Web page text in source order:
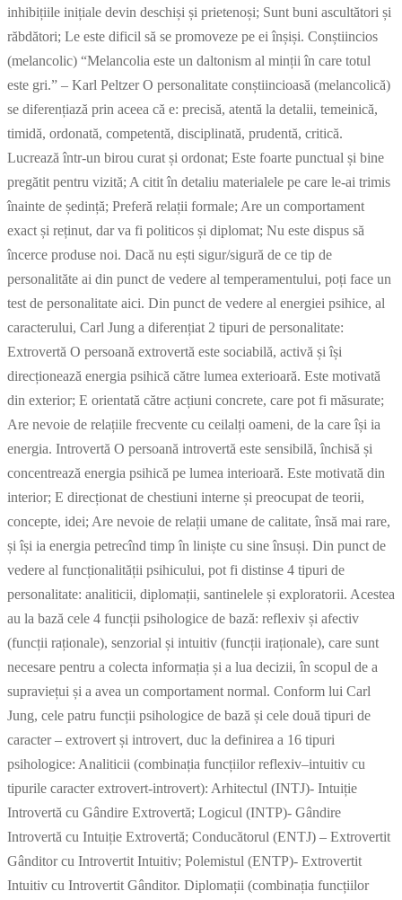
inhibițiile inițiale devin deschiși și prietenoși; Sunt buni ascultători și
răbdători; Le este dificil să se promoveze pe ei înșiși. Conștiincios
(melancolic) “Melancolia este un daltonism al minții în care totul
este gri.” – Karl Peltzer O personalitate conștiincioasă (melancolică)
se diferențiază prin aceea că e: precisă, atentă la detalii, temeinică,
timidă, ordonată, competentă, disciplinată, prudentă, critică.
Lucrează într-un birou curat și ordonat; Este foarte punctual și bine
pregătit pentru vizită; A citit în detaliu materialele pe care le-ai trimis
înainte de ședință; Preferă relații formale; Are un comportament
exact și reținut, dar va fi politicos și diplomat; Nu este dispus să
încerce produse noi. Dacă nu ești sigur/sigură de ce tip de
personalităte ai din punct de vedere al temperamentului, poți face un
test de personalitate aici. Din punct de vedere al energiei psihice, al
caracterului, Carl Jung a diferențiat 2 tipuri de personalitate:
Extrovertă O persoană extrovertă este sociabilă, activă și își
direcționează energia psihică către lumea exterioară. Este motivată
din exterior; E orientată către acțiuni concrete, care pot fi măsurate;
Are nevoie de relațiile frecvente cu ceilalți oameni, de la care își ia
energia. Introvertă O persoană introvertă este sensibilă, închisă și
concentrează energia psihică pe lumea interioară. Este motivată din
interior; E direcționat de chestiuni interne și preocupat de teorii,
concepte, idei; Are nevoie de relații umane de calitate, însă mai rare,
și își ia energia petrecînd timp în liniște cu sine însuși. Din punct de
vedere al funcționalității psihicului, pot fi distinse 4 tipuri de
personalitate: analiticii, diplomații, santinelele și exploratorii. Acestea
au la bază cele 4 funcții psihologice de bază: reflexiv și afectiv
(funcții raționale), senzorial și intuitiv (funcții iraționale), care sunt
necesare pentru a colecta informația și a lua decizii, în scopul de a
supraviețui și a avea un comportament normal. Conform lui Carl
Jung, cele patru funcții psihologice de bază și cele două tipuri de
caracter – extrovert și introvert, duc la definirea a 16 tipuri
psihologice: Analiticii (combinația funcțiilor reflexiv–intuitiv cu
tipurile caracter extrovert-introvert): Arhitectul (INTJ)- Intuiție
Introvertă cu Gândire Extrovertă; Logicul (INTP)- Gândire
Introvertă cu Intuiție Extrovertă; Conducătorul (ENTJ) – Extrovertit
Gânditor cu Introvertit Intuitiv; Polemistul (ENTP)- Extrovertit
Intuitiv cu Introvertit Gânditor. Diplomații (combinația funcțiilor